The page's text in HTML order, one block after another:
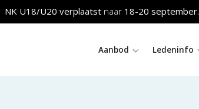
U18/U20 verplaatstnaar18-20september.
Aanbod Ledeninfo